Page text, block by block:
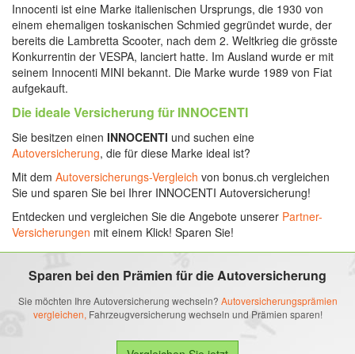
Innocenti ist eine Marke italienischen Ursprungs, die 1930 von
einem ehemaligen toskanischen Schmied gegründet wurde, der
bereits die Lambretta Scooter, nach dem 2. Weltkrieg die grösste
Konkurrentin der VESPA, lanciert hatte. Im Ausland wurde er mit
seinem Innocenti MINI bekannt. Die Marke wurde 1989 von Fiat
aufgekauft.
Die ideale Versicherung für INNOCENTI
Sie besitzen einen INNOCENTI und suchen eine
Autoversicherung, die für diese Marke ideal ist?
Mit dem Autoversicherungs-Vergleich von bonus.ch vergleichen
Sie und sparen Sie bei Ihrer INNOCENTI Autoversicherung!
Entdecken und vergleichen Sie die Angebote unserer Partner-
Versicherungen mit einem Klick! Sparen Sie!
Sparen bei den Prämien für die Autoversicherung
Sie möchten Ihre Autoversicherung wechseln? Autoversicherungsprämien
vergleichen, Fahrzeugversicherung wechseln und Prämien sparen!